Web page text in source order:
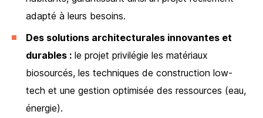
adapté à leurs besoins.
Des solutions architecturales innovantes et
durables : le projet privilégie les matériaux
biosourcés, les techniques de construction low-
tech et une gestion optimisée des ressources (eau,
énergie).